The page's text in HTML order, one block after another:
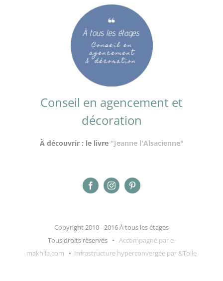
Conseil en agencement et
décoration
À découvrir : le livre "Jeanne l'Alsacienne"
Copyright 2010 - 2016 À tous les étages
Tous droits réservés • Accompagné par e-
makhila.com • Infrastructure hyperconvergée par &Toile